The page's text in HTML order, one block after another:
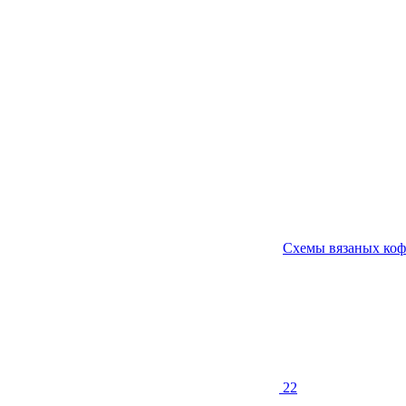
Схемы вязаных
22